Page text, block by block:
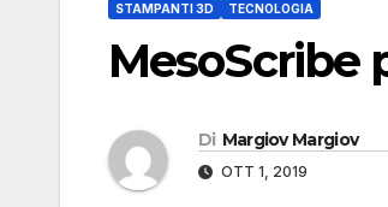
STAMPANTI 3D TECNOLOGIA
MesoScribe
Di Margiov Margiov
OTT 1, 2019